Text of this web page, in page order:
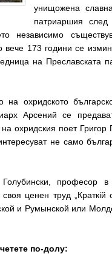
унищожена
патриаршия след
независимо
вече 173 години се
на Преславската
охридското
Арсений се
охридския поет
не само
професор в
ценен труд „Краткій
и Румынской или
по-долу: